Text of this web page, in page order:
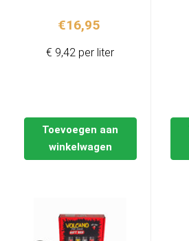
€16,95
Toevoegen aan
winkelwagen
€ 9,42 per liter